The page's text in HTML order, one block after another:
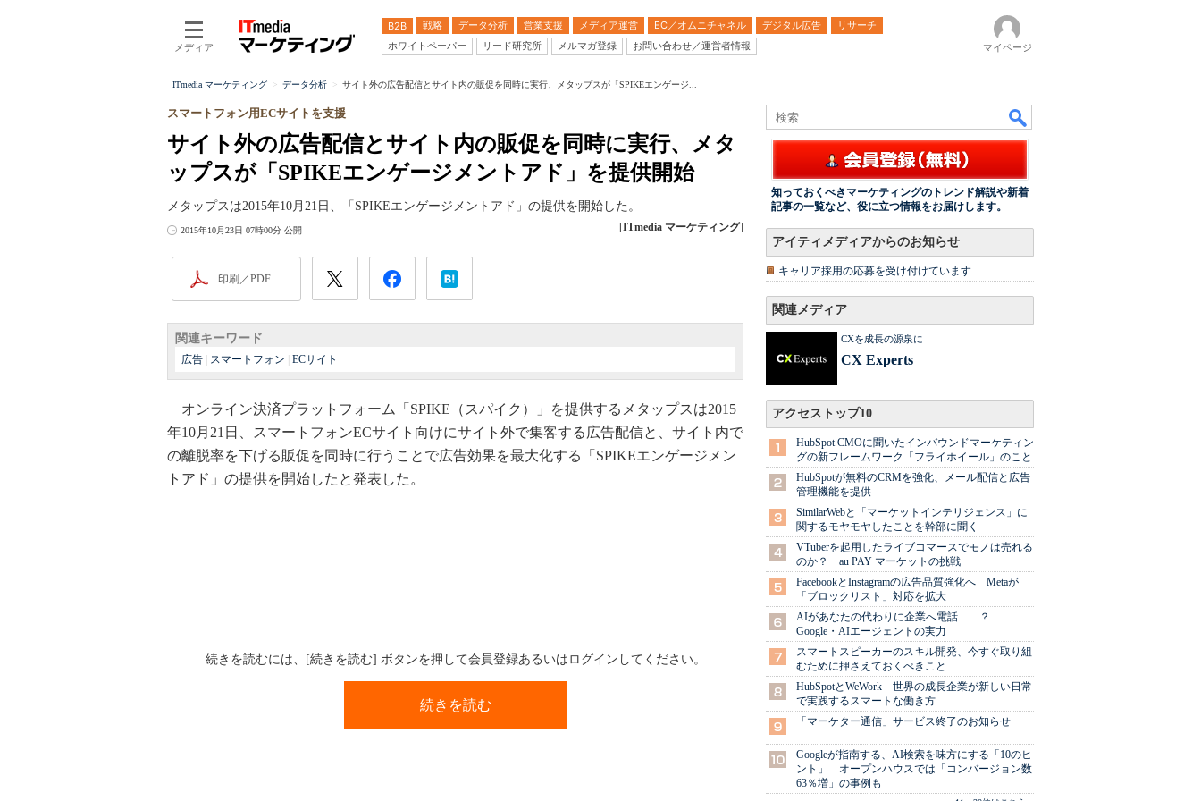
メディア
B2B 戦略 データ分析 営業支援 メディア運営 EC／オムニチャネル デジタル広告
リサーチ
ホワイトペーパー
リード研究所 メルマガ登録 お問い合わせ／運営者情報 マイページ
ITmedia マーケティング データ分析 サイト外の広告配信とサイト内の販促を同時に実行、メタップスが「SPIKEエンゲージ...
サイト外の広告配信とサイト内の販促を同時に実行、メタ
ップスが「SPIKEエンゲージメントアド」を提供開始
スマートフォン用ECサイトを支援
メタップスは2015年10月21日、「SPIKEエンゲージメントアド」の提供を開始した。
2015年10月23日 07時00分 公開 [ITmedia マーケティング]
印刷／PDF
関連キーワード
広告 スマートフォン ECサイト
オンライン決済プラットフォーム「SPIKE（スパイク）」を提供するメタップスは2015
年10月21日、スマートフォンECサイト向けにサイト外で集客する広告配信と、サイト内で
の離脱率を下げる販促を同時に行うことで広告効果を最大化する「SPIKEエンゲージメン
トアド」の提供を開始したと発表した。
続きを読むには、[続きを読む] ボタンを押して会員登録あるいはログインしてください。
続きを読む
知っておくべきマーケティングのトレンド解説や新着
記事の一覧など、役に立つ情報をお届けします。
アイティメディアからのお知らせ
キャリア採用の応募を受け付けています
関連メディア
CXを成長の源泉に
CX Experts
アクセストップ10
HubSpot CMOに聞いたインバウンドマーケティン
グの新フレームワーク「フライホイール」のこと
HubSpotが無料のCRMを強化、メール配信と広告
管理機能を提供
SimilarWebと「マーケットインテリジェンス」に
関するモヤモヤしたことを幹部に聞く
VTuberを起用したライブコマースでモノは売れる
のか？ au PAY マーケットの挑戦
FacebookとInstagramの広告品質強化へ Metaが
「ブロックリスト」対応を拡大
AIがあなたの代わりに企業へ電話……？
Google・AIエージェントの実力
スマートスピーカーのスキル開発、今すぐ取り組
むために押さえておくべきこと
HubSpotとWeWork 世界の成長企業が新しい日常
で実践するスマートな働き方
「マーケター通信」サービス終了のお知らせ
Googleが指南する、AI検索を味方にする「10のヒ
ント」 オープンハウスでは「コンバージョン数
63％増」の事例も